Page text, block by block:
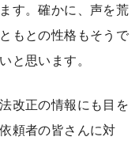
す。確かに、声を荒
もとの性格もそうで
と思います。
改正の情報にも目を
頼者の皆さんに対